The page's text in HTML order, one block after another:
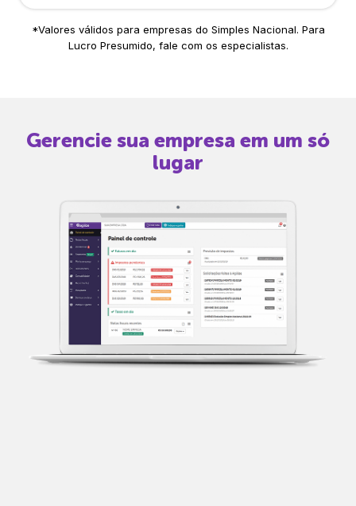
*Valores válidos para empresas do Simples Nacional. Para
Lucro Presumido, fale com os especialistas.
Gerencie sua empresa em um só
lugar